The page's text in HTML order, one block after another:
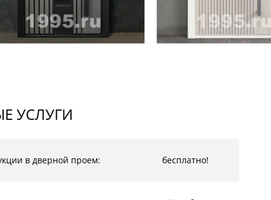
УСЛУГИ
в дверной проем: бесплатно!